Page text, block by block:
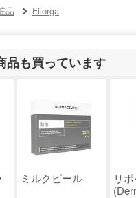
品 Filorga
品も買っています
ミルクピール
リ